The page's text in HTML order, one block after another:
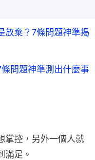
棄？7條問題神準揭
問題神準測出什麼事
掌控，另外一個人就
滿足。